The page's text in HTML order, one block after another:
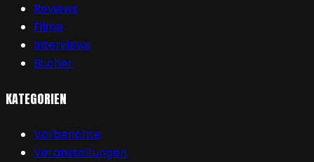
Reviews
Filme
Interviews
Bücher
KATEGORIEN
Vorberichte
Veranstaltungen